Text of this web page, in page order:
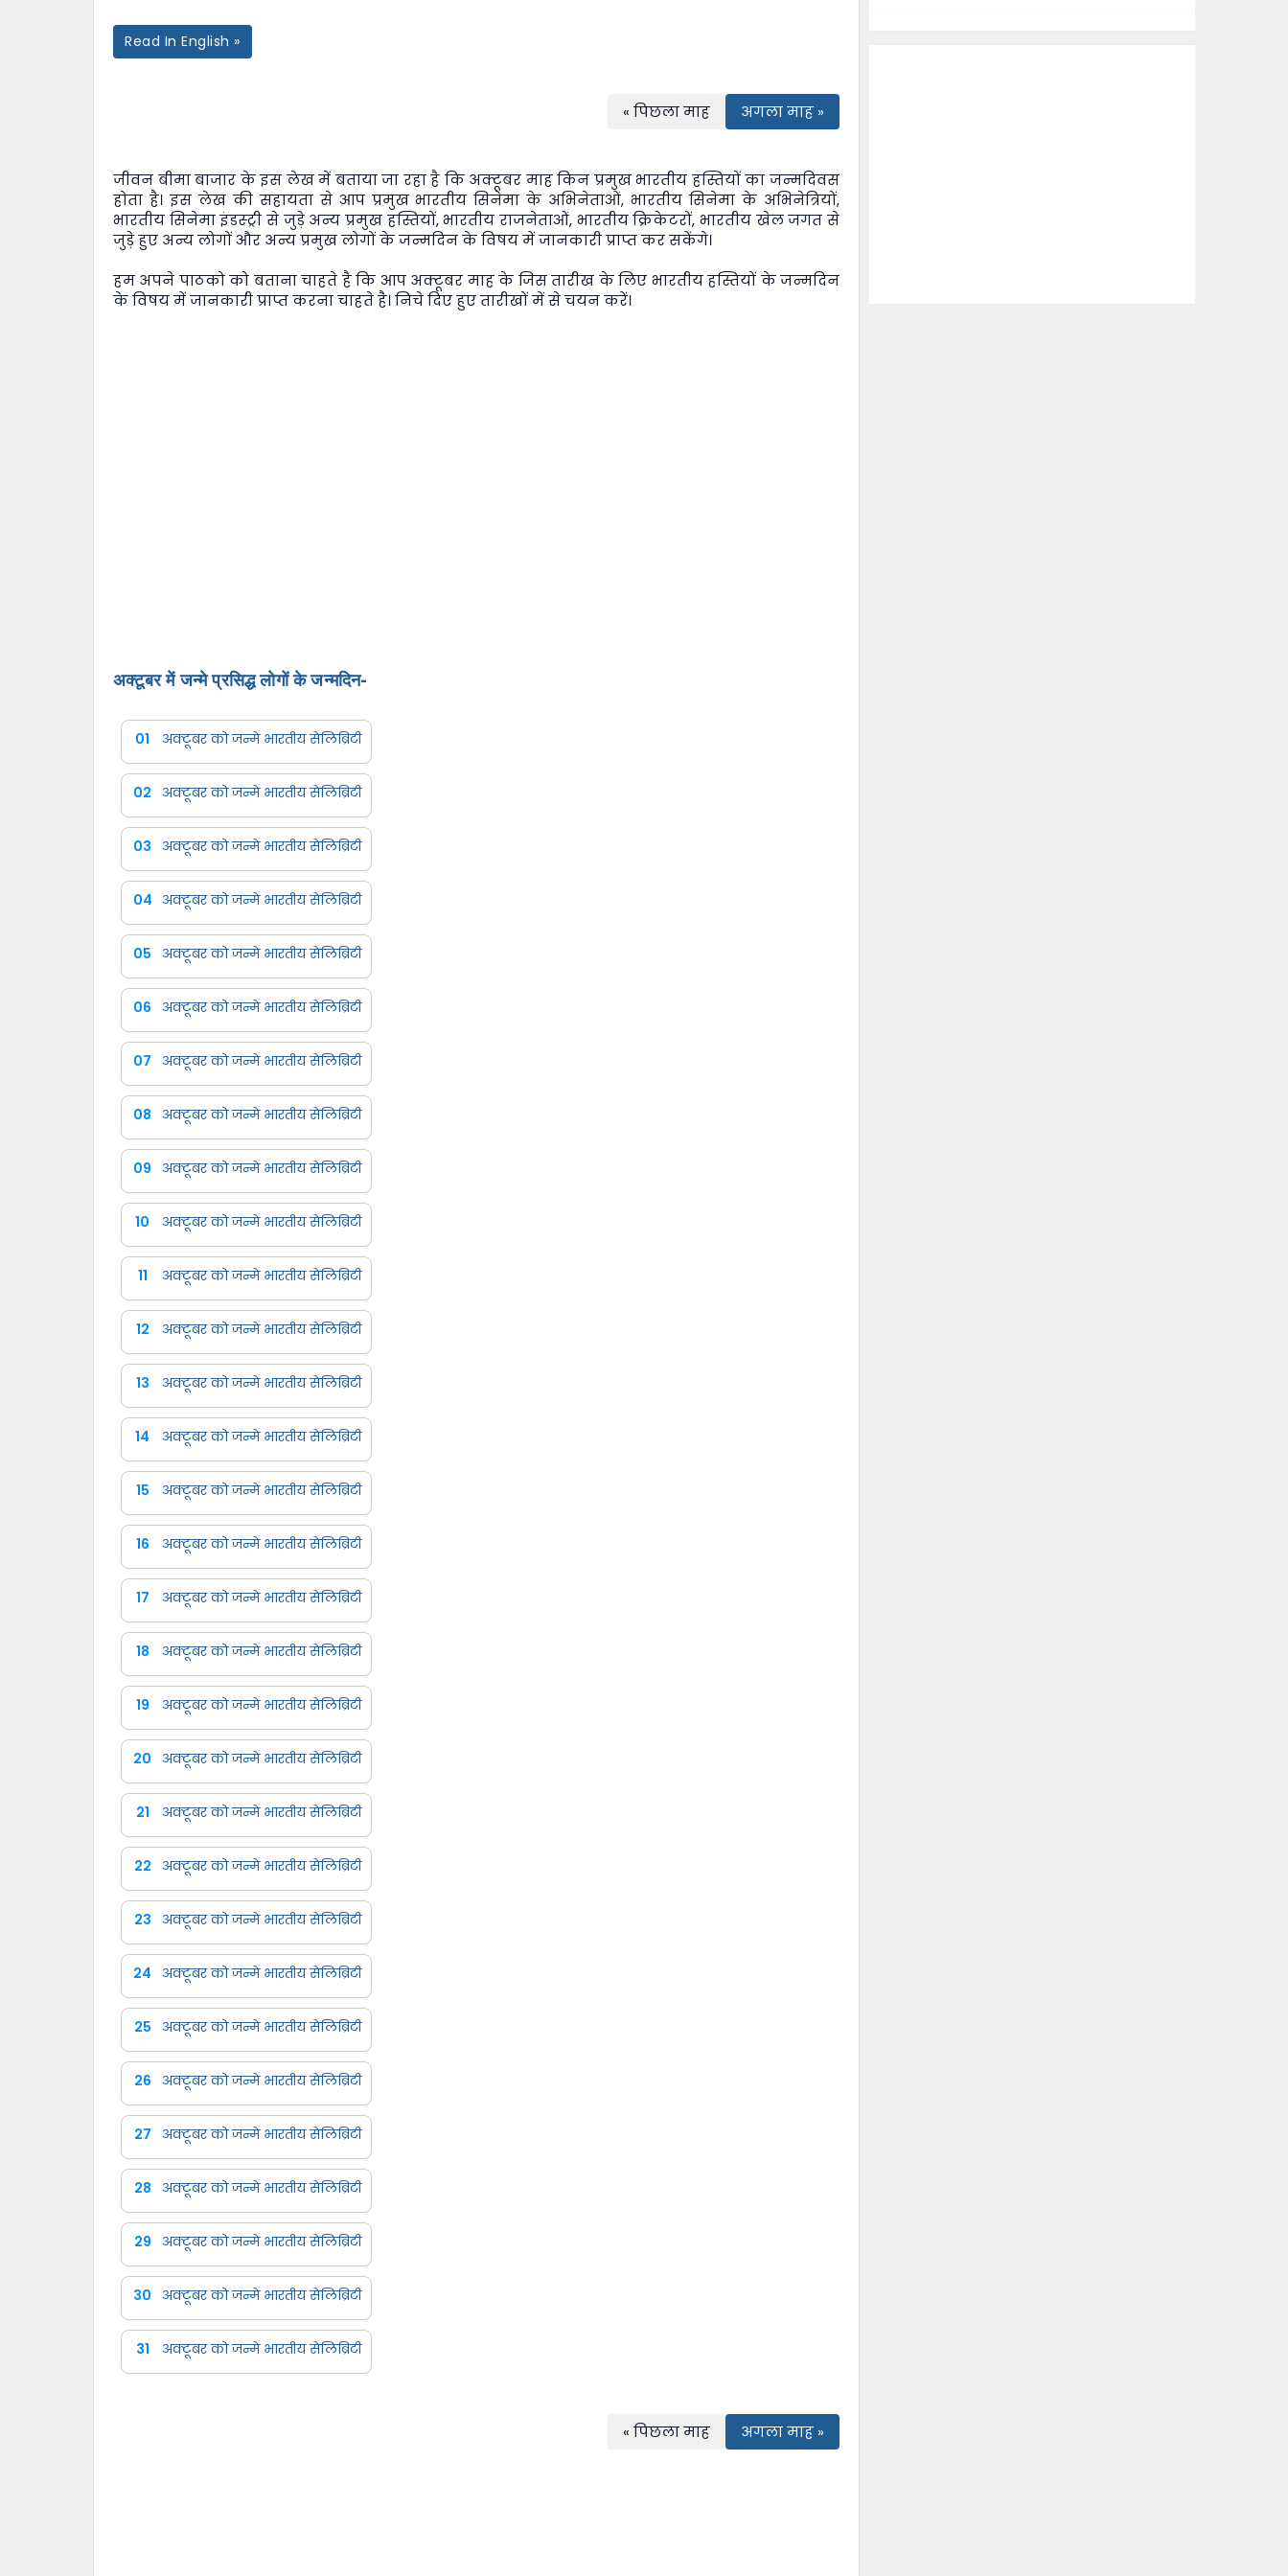
Read In English »
« पिछला माह अगला माह »
जीवन बीमा बाजार के इस लेख में बताया जा रहा है कि अक्टूबर माह किन प्रमुख भारतीय हस्तियों का जन्मदिवस
होता है। इस लेख की सहायता से आप प्रमुख भारतीय सिनेमा के अभिनेताओं, भारतीय सिनेमा के अभिनेत्रियों,
भारतीय सिनेमा इंडस्ट्री से जुड़े अन्य प्रमुख हस्तियों, भारतीय राजनेताओं, भारतीय क्रिकेटरों, भारतीय खेल जगत से
जुड़े हुए अन्य लोगों और अन्य प्रमुख लोगों के जन्मदिन के विषय में जानकारी प्राप्त कर सकेंगे।
हम अपने पाठको को बताना चाहते है कि आप अक्टूबर माह के जिस तारीख के लिए भारतीय हस्तियों के जन्मदिन
के विषय में जानकारी प्राप्त करना चाहते है। निचे दिए हुए तारीखों में से चयन करें।
अक्टूबर में जन्मे प्रसिद्ध लोगों के जन्मदिन-
01 अक्टूबर को जन्मे भारतीय सेलिब्रिटी
02 अक्टूबर को जन्मे भारतीय सेलिब्रिटी
03 अक्टूबर को जन्मे भारतीय सेलिब्रिटी
04 अक्टूबर को जन्मे भारतीय सेलिब्रिटी
05 अक्टूबर को जन्मे भारतीय सेलिब्रिटी
06 अक्टूबर को जन्मे भारतीय सेलिब्रिटी
07 अक्टूबर को जन्मे भारतीय सेलिब्रिटी
08 अक्टूबर को जन्मे भारतीय सेलिब्रिटी
09 अक्टूबर को जन्मे भारतीय सेलिब्रिटी
10 अक्टूबर को जन्मे भारतीय सेलिब्रिटी
11 अक्टूबर को जन्मे भारतीय सेलिब्रिटी
12 अक्टूबर को जन्मे भारतीय सेलिब्रिटी
13 अक्टूबर को जन्मे भारतीय सेलिब्रिटी
14 अक्टूबर को जन्मे भारतीय सेलिब्रिटी
15 अक्टूबर को जन्मे भारतीय सेलिब्रिटी
16 अक्टूबर को जन्मे भारतीय सेलिब्रिटी
17 अक्टूबर को जन्मे भारतीय सेलिब्रिटी
18 अक्टूबर को जन्मे भारतीय सेलिब्रिटी
19 अक्टूबर को जन्मे भारतीय सेलिब्रिटी
20 अक्टूबर को जन्मे भारतीय सेलिब्रिटी
21 अक्टूबर को जन्मे भारतीय सेलिब्रिटी
22 अक्टूबर को जन्मे भारतीय सेलिब्रिटी
23 अक्टूबर को जन्मे भारतीय सेलिब्रिटी
24 अक्टूबर को जन्मे भारतीय सेलिब्रिटी
25 अक्टूबर को जन्मे भारतीय सेलिब्रिटी
26 अक्टूबर को जन्मे भारतीय सेलिब्रिटी
27 अक्टूबर को जन्मे भारतीय सेलिब्रिटी
28 अक्टूबर को जन्मे भारतीय सेलिब्रिटी
29 अक्टूबर को जन्मे भारतीय सेलिब्रिटी
30 अक्टूबर को जन्मे भारतीय सेलिब्रिटी
31 अक्टूबर को जन्मे भारतीय सेलिब्रिटी
« पिछला माह अगला माह »